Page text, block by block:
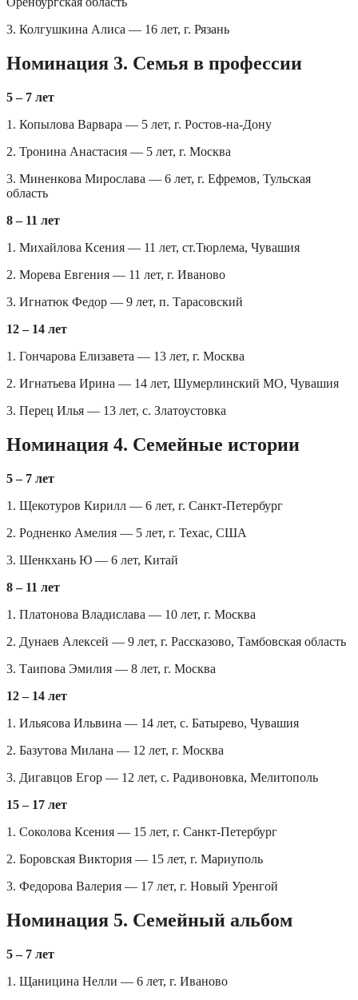
3. Колгушкина Алиса — 16 лет, г. Рязань
Номинация 3. Семья в профессии
5 – 7 лет
1. Копылова Варвара — 5 лет, г. Ростов-на-Дону
2. Тронина Анастасия — 5 лет, г. Москва
3. Миненкова Мирослава — 6 лет, г. Ефремов, Тульская
область
8 – 11 лет
1. Михайлова Ксения — 11 лет, ст.Тюрлема, Чувашия
2. Морева Евгения — 11 лет, г. Иваново
3. Игнатюк Федор — 9 лет, п. Тарасовский
12 – 14 лет
1. Гончарова Елизавета — 13 лет, г. Москва
2. Игнатьева Ирина — 14 лет, Шумерлинский МО, Чувашия
3. Перец Илья — 13 лет, с. Златоустовка
Номинация 4. Семейные истории
5 – 7 лет
1. Щекотуров Кирилл — 6 лет, г. Санкт-Петербург
2. Родненко Амелия — 5 лет, г. Техас, США
3. Шенкхань Ю — 6 лет, Китай
8 – 11 лет
1. Платонова Владислава — 10 лет, г. Москва
2. Дунаев Алексей — 9 лет, г. Рассказово, Тамбовская область
3. Таипова Эмилия — 8 лет, г. Москва
12 – 14 лет
1. Ильясова Ильвина — 14 лет, с. Батырево, Чувашия
2. Базутова Милана — 12 лет, г. Москва
3. Дигавцов Егор — 12 лет, с. Радивоновка, Мелитополь
15 – 17 лет
1. Соколова Ксения — 15 лет, г. Санкт-Петербург
2. Боровская Виктория — 15 лет, г. Мариуполь
3. Федорова Валерия — 17 лет, г. Новый Уренгой
Номинация 5. Семейный альбом
5 – 7 лет
1. Щаницина Нелли — 6 лет, г. Иваново